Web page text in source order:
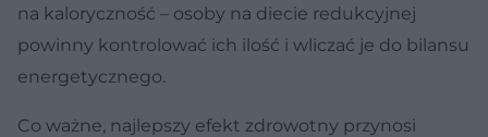
na kaloryczność – osoby na diecie redukcyjnej
powinny kontrolować ich ilość i wliczać je do bilansu
energetycznego.
Co ważne, najlepszy efekt zdrowotny przynosi